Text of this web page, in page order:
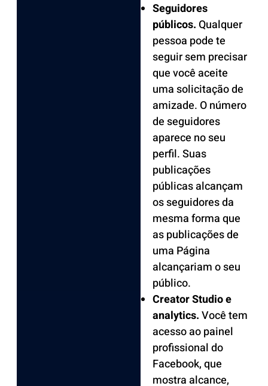
Seguidores
públicos.Qualquer
pessoa pode te
seguir sem precisar
que você aceite
uma solicitação de
amizade. O número
de seguidores
aparece no seu
perfil. Suas
publicações
públicas alcançam
os seguidores da
mesma forma que
as publicações de
uma Página
alcançariam o seu
público.
Creator Studio e
analytics.Você tem
acesso ao painel
profissional do
Facebook, que
mostra alcance,